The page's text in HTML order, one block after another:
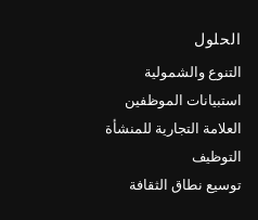
الحلول
التنوع والشمولية
استبيانات الموظفين
العلامة التجارية للمنشأة
التوظيف
توسيع نطاق الثقافة